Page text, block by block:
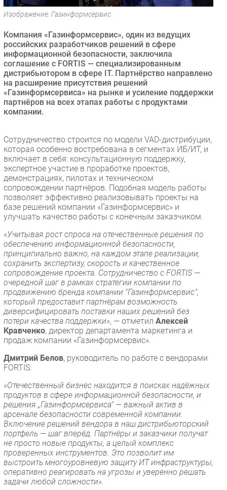
Безопасность
CIO/Управление ИТ
Гаджеты
Здоровье
РАЗДЕЛЫ
Интервью
Мероприятия
Проекты
IT класс
Тестовый стенд
Каталог компаний
Изображение: Газинформсервис
Компания «Газинформсервис», один из ведущих
российских разработчиков решений в сфере
информационной безопасности, заключила
соглашение с FORTIS — специализированным
дистрибьютором в сфере IT. Партнёрство направлено
на расширение присутствия решений
«Газинформсервиса» на рынке и усиление поддержки
партнёров на всех этапах работы с продуктами
компании.
Сотрудничество строится по модели VAD-дистрибуции,
которая особенно востребована в сегментах ИБ/ИТ, и
включает в себя: консультационную поддержку,
экспертное участие в проработке проектов,
демонстрациях, пилотах и техническом
сопровождении партнёров. Подобная модель работы
позволяет эффективно реализовывать проекты на
базе решений компании «Газинформсервис» и
улучшать качество работы с конечным заказчиком.
«Учитывая рост спроса на отечественные решения по
обеспечению информационной безопасности,
принципиально важно, на каждом этапе реализации,
сохранить экспертизу, скорость и качественное
сопровождение проекта. Сотрудничество с FORTIS —
очередной шаг в рамках стратегии компании по
продвижению бренда компании “Газинформсервис”,
который предоставит партнёрам возможность
диверсифицировать поставки наших решений без
потери качества поддержки», — отметил Алексей
Кравченко, директор департамента маркетинга и
продаж компании «Газинформсервис».
Дмитрий Белов, руководитель по работе с вендорами
FORTIS:
«Отечественный бизнес находится в поисках надёжных
продуктов в сфере информационной безопасности, и
решения „Газинформсервиса“ — важный актив в
арсенале безопасности современной компании.
Включение решений вендора в наш дистрибьюторский
портфель — шаг вперёд. Партнёры и заказчики получат
не просто новые продукты, а целый комплекс
проверенных инструментов. Это позволит им
выстроить многоуровневую защиту ИТ инфраструктуры,
оперативно реагировать на угрозы и уверенно решать
задачи любой сложности».